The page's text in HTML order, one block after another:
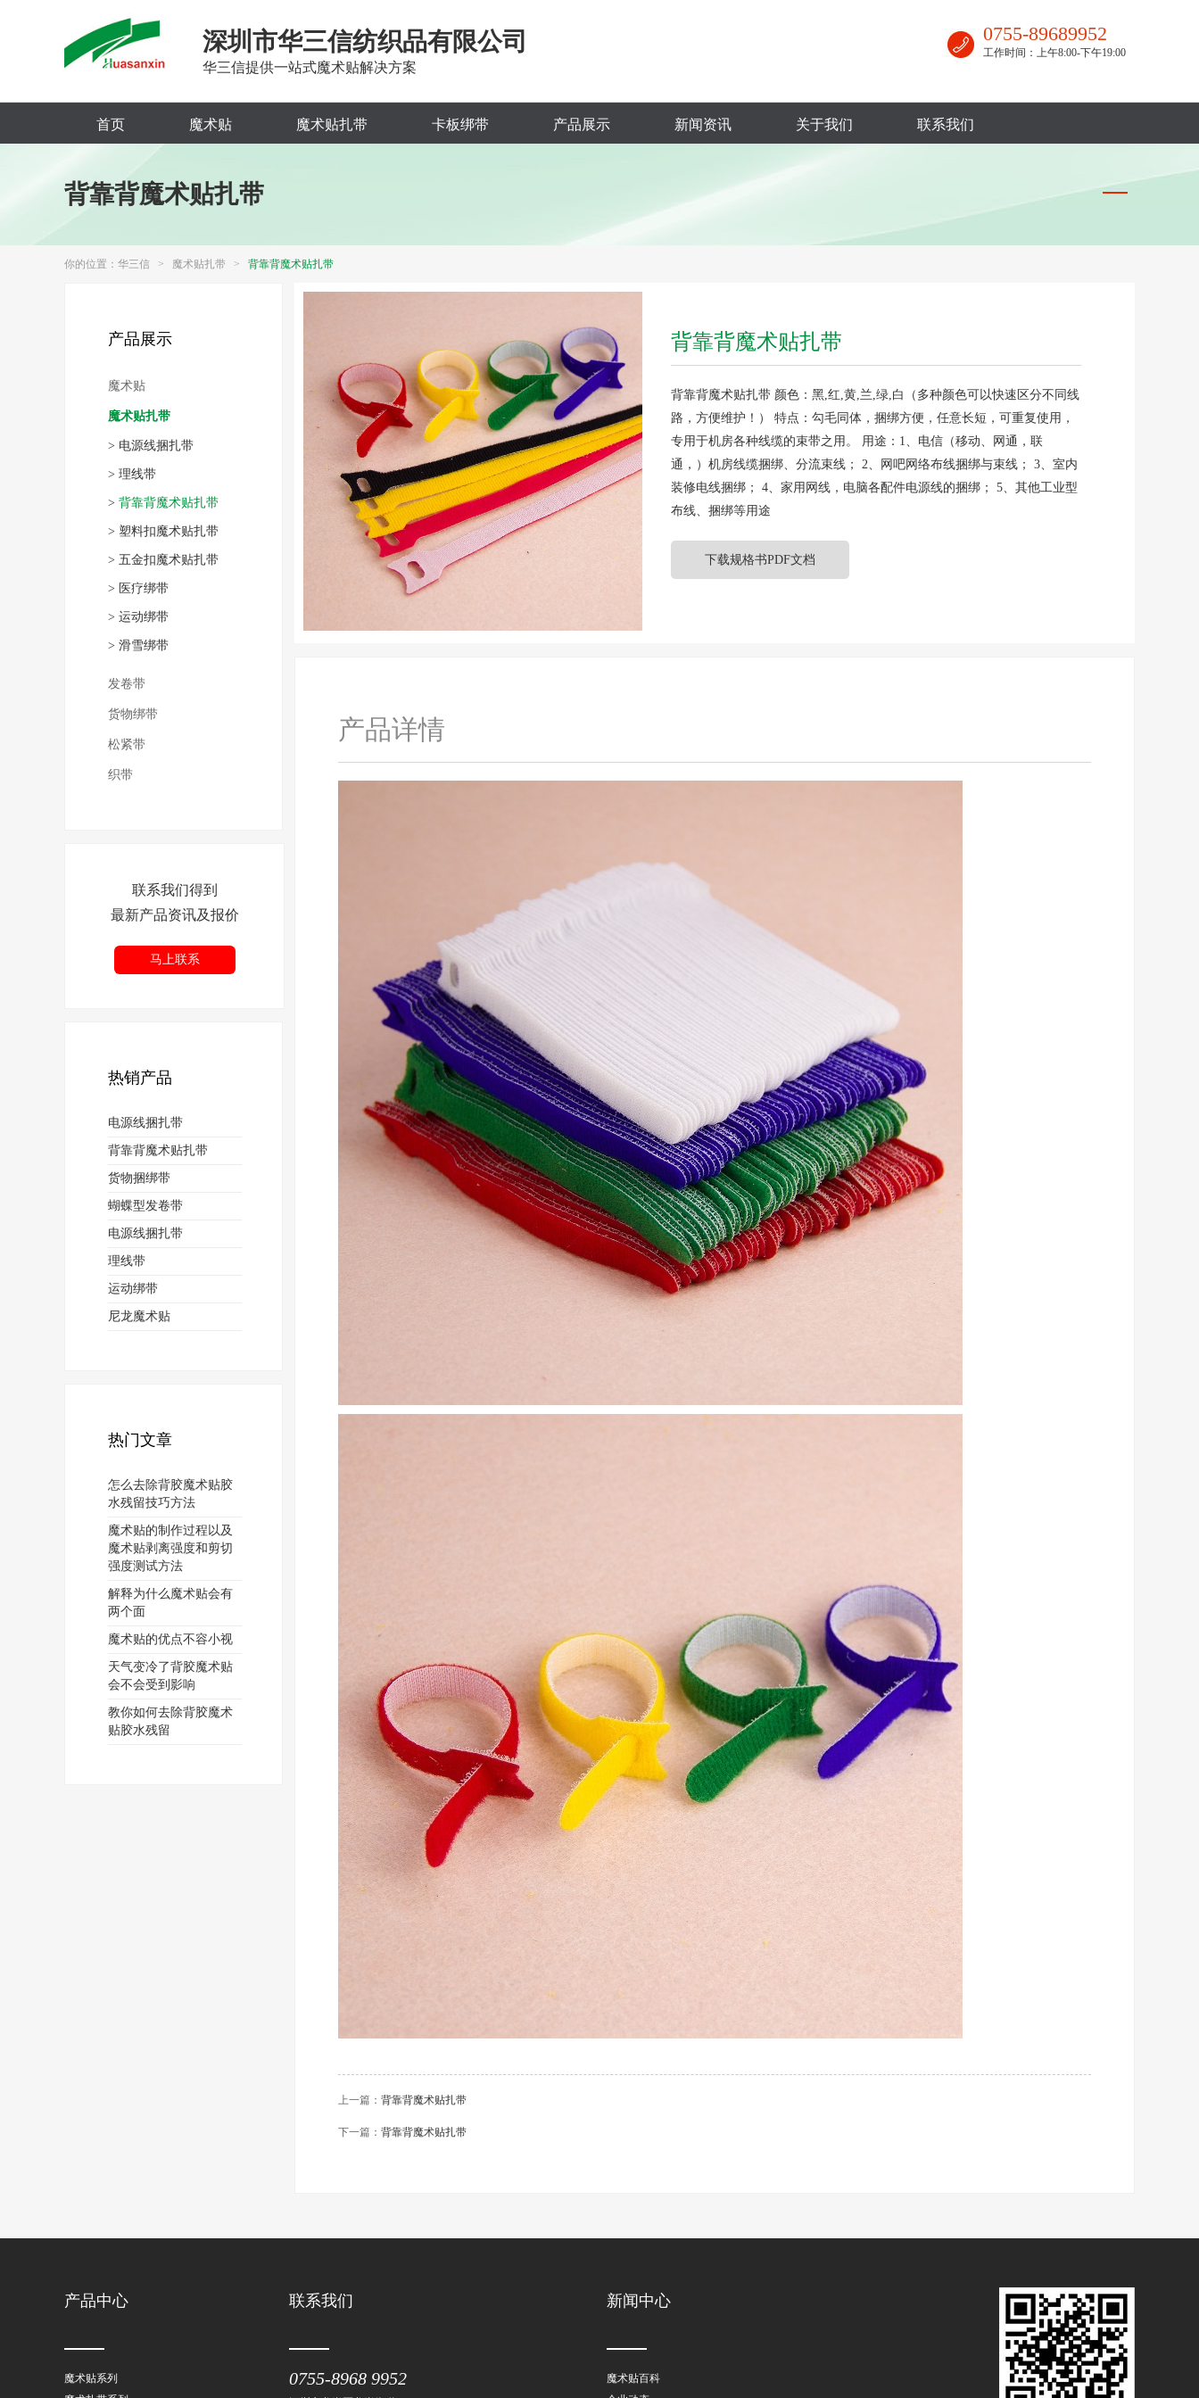
深圳市华三信纺织品有限公司
华三信提供一站式魔术贴解决方案
0755-89689952
工作时间：上午8:00-下午19:00
首页 魔术贴 魔术贴扎带 卡板绑带 产品展示 新闻资讯 关于我们 联系我们
背靠背魔术贴扎带
你的位置： 华三信 > 魔术贴扎带 > 背靠背魔术贴扎带
产品展示
魔术贴
魔术贴扎带
> 电源线捆扎带
> 理线带
> 背靠背魔术贴扎带
> 塑料扣魔术贴扎带
> 五金扣魔术贴扎带
> 医疗绑带
> 运动绑带
> 滑雪绑带
发卷带
货物绑带
松紧带
织带
联系我们得到
最新产品资讯及报价
马上联系
热销产品
电源线捆扎带
背靠背魔术贴扎带
货物捆绑带
蝴蝶型发卷带
电源线捆扎带
理线带
运动绑带
尼龙魔术贴
热门文章
怎么去除背胶魔术贴胶
水残留技巧方法
魔术贴的制作过程以及
魔术贴剥离强度和剪切
强度测试方法
解释为什么魔术贴会有
两个面
魔术贴的优点不容小视
天气变冷了背胶魔术贴
会不会受到影响
教你如何去除背胶魔术
贴胶水残留
背靠背魔术贴扎带
背靠背魔术贴扎带 颜色：黑,红,黄,兰,绿,白（多种颜色可以快速区分不同线
路，方便维护！） 特点：勾毛同体，捆绑方便，任意长短，可重复使用，
专用于机房各种线缆的束带之用。 用途：1、电信（移动、网通，联
通，）机房线缆捆绑、分流束线； 2、网吧网络布线捆绑与束线； 3、室内
装修电线捆绑； 4、家用网线，电脑各配件电源线的捆绑； 5、其他工业型
布线、捆绑等用途
下载规格书PDF文档
产品详情
上一篇： 背靠背魔术贴扎带
下一篇： 背靠背魔术贴扎带
产品中心
魔术贴系列
联系我们
0755-8968 9952
新闻中心
魔术贴百科